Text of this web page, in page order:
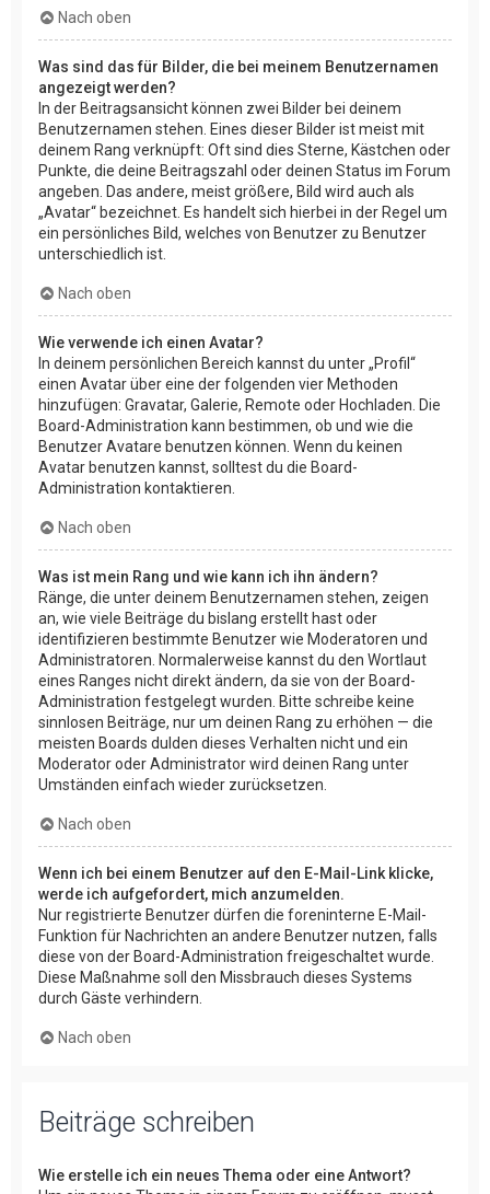
Nach oben
Was sind das für Bilder, die bei meinem Benutzernamen
angezeigt werden?
In der Beitragsansicht können zwei Bilder bei deinem
Benutzernamen stehen. Eines dieser Bilder ist meist mit
deinem Rang verknüpft: Oft sind dies Sterne, Kästchen oder
Punkte, die deine Beitragszahl oder deinen Status im Forum
angeben. Das andere, meist größere, Bild wird auch als
„Avatar“ bezeichnet. Es handelt sich hierbei in der Regel um
ein persönliches Bild, welches von Benutzer zu Benutzer
unterschiedlich ist.
Nach oben
Wie verwende ich einen Avatar?
In deinem persönlichen Bereich kannst du unter „Profil“
einen Avatar über eine der folgenden vier Methoden
hinzufügen: Gravatar, Galerie, Remote oder Hochladen. Die
Board-Administration kann bestimmen, ob und wie die
Benutzer Avatare benutzen können. Wenn du keinen
Avatar benutzen kannst, solltest du die Board-
Administration kontaktieren.
Nach oben
Was ist mein Rang und wie kann ich ihn ändern?
Ränge, die unter deinem Benutzernamen stehen, zeigen
an, wie viele Beiträge du bislang erstellt hast oder
identifizieren bestimmte Benutzer wie Moderatoren und
Administratoren. Normalerweise kannst du den Wortlaut
eines Ranges nicht direkt ändern, da sie von der Board-
Administration festgelegt wurden. Bitte schreibe keine
sinnlosen Beiträge, nur um deinen Rang zu erhöhen — die
meisten Boards dulden dieses Verhalten nicht und ein
Moderator oder Administrator wird deinen Rang unter
Umständen einfach wieder zurücksetzen.
Nach oben
Wenn ich bei einem Benutzer auf den E-Mail-Link klicke,
werde ich aufgefordert, mich anzumelden.
Nur registrierte Benutzer dürfen die foreninterne E-Mail-
Funktion für Nachrichten an andere Benutzer nutzen, falls
diese von der Board-Administration freigeschaltet wurde.
Diese Maßnahme soll den Missbrauch dieses Systems
durch Gäste verhindern.
Nach oben
Beiträge schreiben
Wie erstelle ich ein neues Thema oder eine Antwort?